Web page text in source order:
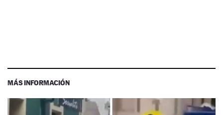
MÁS INFORMACIÓN